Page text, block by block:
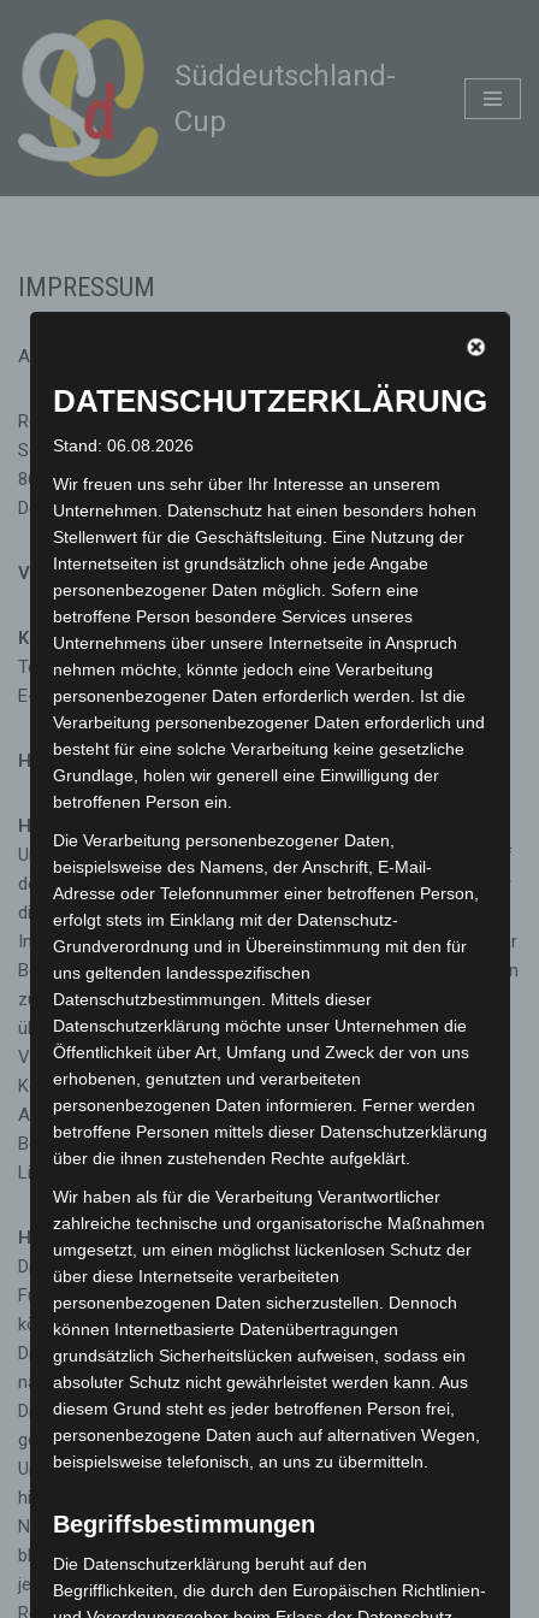
Zum
Inhalt
springen
Süddeutschland-
Cup
IMPRESSUM
Angaben gemäß § 5 DDG
Ronny Stiffel
Schwaigweg 22
86928 Hofstetten
Deutschland
Vertreten durch: Ronny Stiffel
Kontakt:
Telefon: 01738099712
E-Mail:webmaster@sueddeutschlandcup.de
Haftungsausschluss
Haftung für Links:
Unser Angebot enthält Links zu externen Webseiten Dritter, auf
deren Inhalte wir keinen Einfluss haben. Deshalb können wir für
diese fremden Inhalte auch keine Gewähr übernehmen. Für die
Inhalte der verlinkten Seiten ist stets der jeweilige Anbieter oder
Betreiber der Seiten verantwortlich. Die verlinkten Seiten wurden
zum Zeitpunkt der Verlinkung auf mögliche Rechtsverstöße
überprüft. Rechtswidrige Inhalte waren zum Zeitpunkt der
Verlinkung nicht erkennbar. Eine permanente inhaltliche
Kontrolle der verlinkten Seiten ist jedoch ohne konkrete
Anhaltspunkte einer Rechtsverletzung nicht zumutbar. Bei
Bekanntwerden von Rechtsverletzungen werden wir derartige
Links umgehend entfernen.
Haftung für Inhalt:
Die Inhalte unserer Seiten wurden mit größter Sorgfalt erstellt.
Für die Richtigkeit, Vollständigkeit und Aktualität der Inhalte
können wir jedoch keine Gewähr übernehmen. Als
Diensteanbieter sind wir für eigene Inhalte auf diesen Seiten
nach den allgemeinen Gesetzen verantwortlich. Wir sind als
Diensteanbieter jedoch nicht verpflichtet, übermittelte oder
gespeicherte fremde Informationen zu überwachen oder nach
Umständen zu forschen, die auf eine rechtswidrige Tätigkeit
hinweisen. Verpflichtungen zur Entfernung oder Sperrung der
Nutzung von Informationen nach den allgemeinen Gesetzen
bleiben hiervon unberührt. Eine diesbezügliche Haftung ist
jedoch erst ab dem Zeitpunkt der Kenntnis einer konkreten
DATENSCHUTZERKLÄRUNG
Stand: 06.08.2026
Wir freuen uns sehr über Ihr Interesse an unserem
Unternehmen. Datenschutz hat einen besonders hohen
Stellenwert für die Geschäftsleitung. Eine Nutzung der
Internetseiten ist grundsätzlich ohne jede Angabe
personenbezogener Daten möglich. Sofern eine
betroffene Person besondere Services unseres
Unternehmens über unsere Internetseite in Anspruch
nehmen möchte, könnte jedoch eine Verarbeitung
personenbezogener Daten erforderlich werden. Ist die
Verarbeitung personenbezogener Daten erforderlich und
besteht für eine solche Verarbeitung keine gesetzliche
Grundlage, holen wir generell eine Einwilligung der
betroffenen Person ein.
Die Verarbeitung personenbezogener Daten,
beispielsweise des Namens, der Anschrift, E-Mail-
Adresse oder Telefonnummer einer betroffenen Person,
erfolgt stets im Einklang mit der Datenschutz-
Grundverordnung und in Übereinstimmung mit den für
uns geltenden landesspezifischen
Datenschutzbestimmungen. Mittels dieser
Datenschutzerklärung möchte unser Unternehmen die
Öffentlichkeit über Art, Umfang und Zweck der von uns
erhobenen, genutzten und verarbeiteten
personenbezogenen Daten informieren. Ferner werden
betroffene Personen mittels dieser Datenschutzerklärung
über die ihnen zustehenden Rechte aufgeklärt.
Wir haben als für die Verarbeitung Verantwortlicher
zahlreiche technische und organisatorische Maßnahmen
umgesetzt, um einen möglichst lückenlosen Schutz der
über diese Internetseite verarbeiteten
personenbezogenen Daten sicherzustellen. Dennoch
können Internetbasierte Datenübertragungen
grundsätzlich Sicherheitslücken aufweisen, sodass ein
absoluter Schutz nicht gewährleistet werden kann. Aus
diesem Grund steht es jeder betroffenen Person frei,
personenbezogene Daten auch auf alternativen Wegen,
beispielsweise telefonisch, an uns zu übermitteln.
Begriffsbestimmungen
Die Datenschutzerklärung beruht auf den
Begrifflichkeiten, die durch den Europäischen Richtlinien-